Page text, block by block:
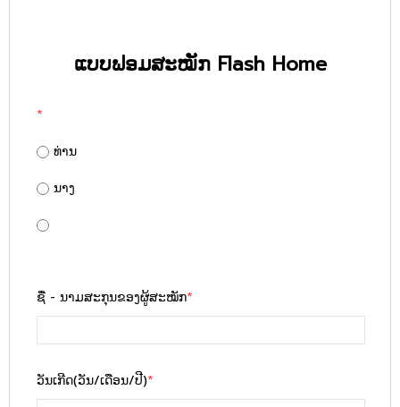
ແບບຟອມສະໝັກ Flash Home
*
ທ່ານ
ນາງ
ຊື່ - ນາມສະກຸນຂອງຜູ້ສະໝັກ*
ວັນເກີດ(ວັນ/ເດືອນ/ປີ)*